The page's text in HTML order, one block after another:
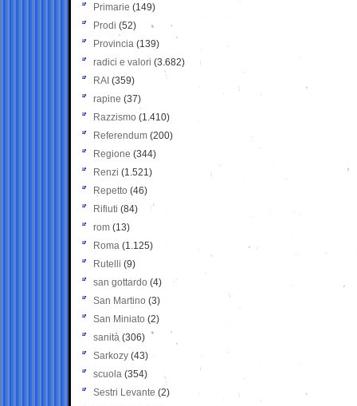
Primarie (149)
Prodi (52)
Provincia (139)
radici e valori (3.682)
RAI (359)
rapine (37)
Razzismo (1.410)
Referendum (200)
Regione (344)
Renzi (1.521)
Repetto (46)
Rifiuti (84)
rom (13)
Roma (1.125)
Rutelli (9)
san gottardo (4)
San Martino (3)
San Miniato (2)
sanità (306)
Sarkozy (43)
scuola (354)
Sestri Levante (2)